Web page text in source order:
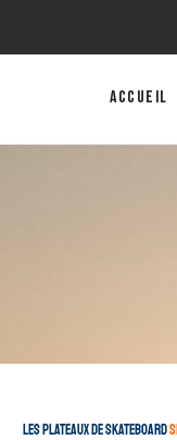
Accueil
Les plateaux de skateboard